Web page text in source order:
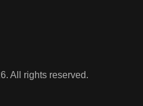
All rights reserved.